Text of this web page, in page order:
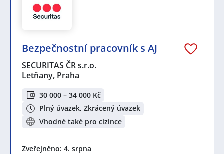
Bezpečnostní pracovník s AJ
SECURITAS ČR s.r.o.
Letňany, Praha
30 000 – 34 000 Kč
Plný úvazek, Zkrácený úvazek
Vhodné také pro cizince
Zveřejněno: 4. srpna